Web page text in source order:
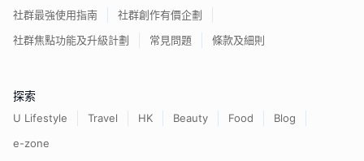
社群最強使用指南
社群創作有價企劃
社群焦點功能及升級計劃
常見問題 條款及細則
探索
U Lifestyle Travel HK Beauty Food
Blog
e-zone